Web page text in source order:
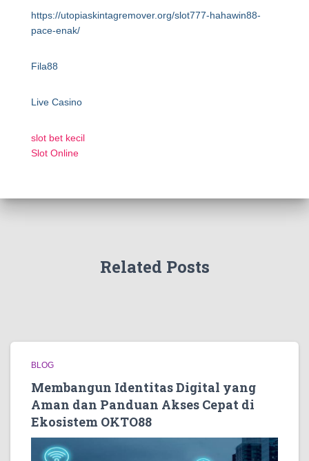
https://utopiaskintagremover.org/slot777-hahawin88-
pace-enak/
Fila88
Live Casino
slot bet kecil
Slot Online
Related Posts
BLOG
Membangun Identitas Digital yang
Aman dan Panduan Akses Cepat di
Ekosistem OKTO88